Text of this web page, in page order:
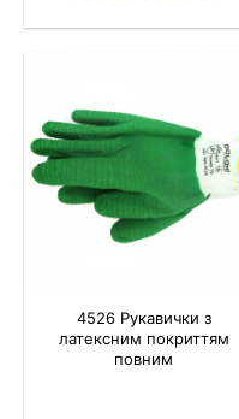
4526 Рукавички з
латексним покриттям
повним